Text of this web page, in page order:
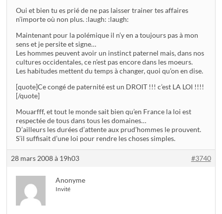
Oui et bien tu es prié de ne pas laisser trainer tes affaires
n’importe où non plus. :laugh: :laugh:
Maintenant pour la polémique il n’y en a toujours pas à mon
sens et je persite et signe…
Les hommes peuvent avoir un instinct paternel mais, dans nos
cultures occidentales, ce n’est pas encore dans les moeurs.
Les habitudes mettent du temps à changer, quoi qu’on en dise.
[quote]Ce congé de paternité est un DROIT !!! c’est LA LOI !!!!
[/quote]
Mouarfff, et tout le monde sait bien qu’en France la loi est
respectée de tous dans tous les domaines…
D’ailleurs les durées d’attente aux prud’hommes le prouvent.
S’il suffisait d’une loi pour rendre les choses simples.
28 mars 2008 à 19h03 #3740
Anonyme
Invité